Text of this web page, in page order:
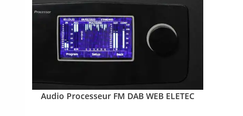
Audio Processeur FM DAB WEB ELETEC